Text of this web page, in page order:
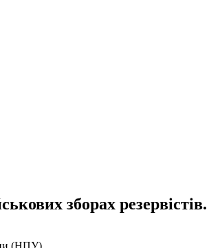
зборах резервістів.
(НПУ).